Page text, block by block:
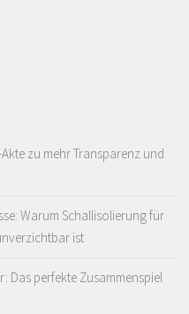
zu mehr Transparenz und
Warum Schallisolierung für
ist
Das perfekte Zusammenspiel